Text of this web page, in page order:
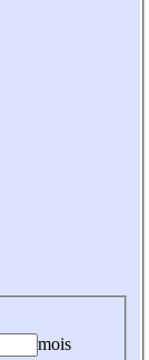
mois